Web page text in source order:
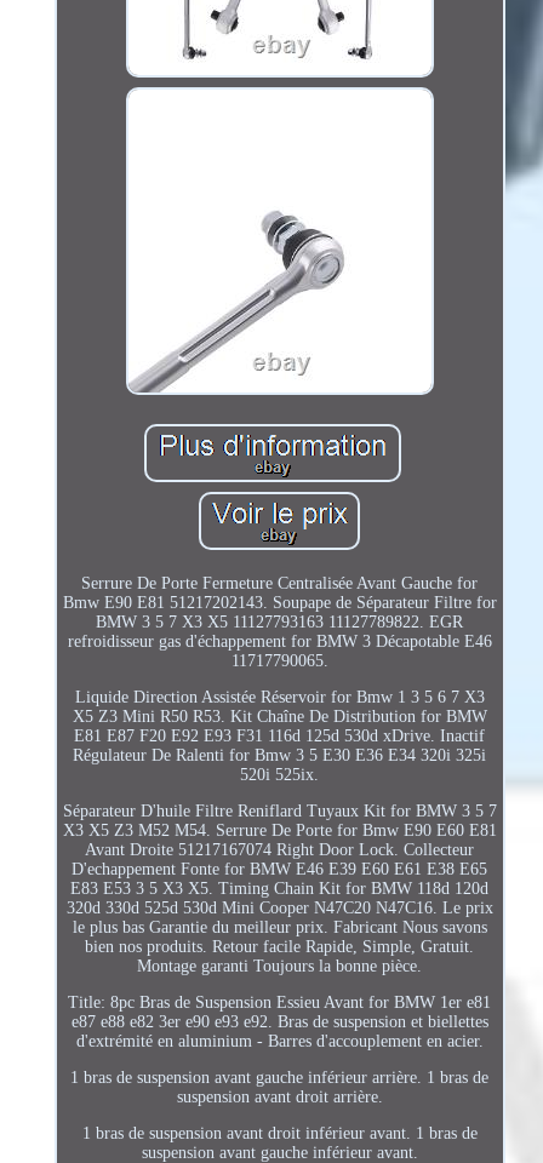
Serrure De Porte Fermeture Centralisée Avant Gauche for
Bmw E90 E81 51217202143. Soupape de Séparateur Filtre for
BMW 3 5 7 X3 X5 11127793163 11127789822. EGR
refroidisseur gas d'échappement for BMW 3 Décapotable E46
11717790065.
Liquide Direction Assistée Réservoir for Bmw 1 3 5 6 7 X3
X5 Z3 Mini R50 R53. Kit Chaîne De Distribution for BMW
E81 E87 F20 E92 E93 F31 116d 125d 530d xDrive. Inactif
Régulateur De Ralenti for Bmw 3 5 E30 E36 E34 320i 325i
520i 525ix.
Séparateur D'huile Filtre Reniflard Tuyaux Kit for BMW 3 5 7
X3 X5 Z3 M52 M54. Serrure De Porte for Bmw E90 E60 E81
Avant Droite 51217167074 Right Door Lock. Collecteur
D'echappement Fonte for BMW E46 E39 E60 E61 E38 E65
E83 E53 3 5 X3 X5. Timing Chain Kit for BMW 118d 120d
320d 330d 525d 530d Mini Cooper N47C20 N47C16. Le prix
le plus bas Garantie du meilleur prix. Fabricant Nous savons
bien nos produits. Retour facile Rapide, Simple, Gratuit.
Montage garanti Toujours la bonne pièce.
Title: 8pc Bras de Suspension Essieu Avant for BMW 1er e81
e87 e88 e82 3er e90 e93 e92. Bras de suspension et biellettes
d'extrémité en aluminium - Barres d'accouplement en acier.
1 bras de suspension avant gauche inférieur arrière. 1 bras de
suspension avant droit arrière.
1 bras de suspension avant droit inférieur avant. 1 bras de
suspension avant gauche inférieur avant.